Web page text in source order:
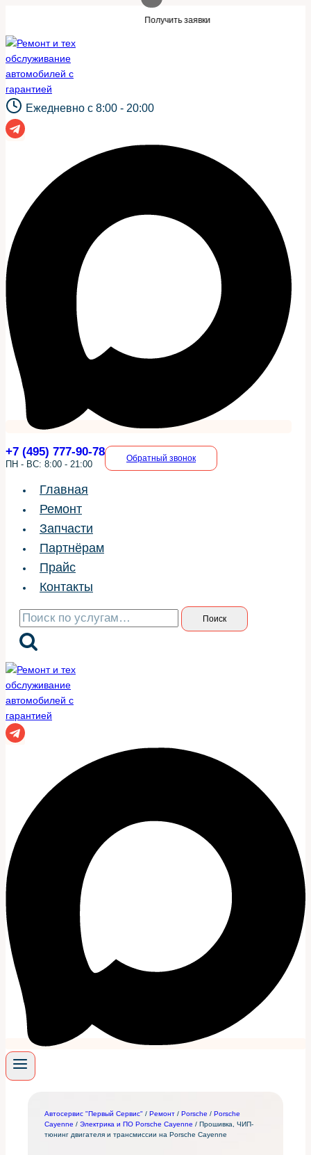
содержимому
Нужны заявки для
Ежедневно с 8:00 - 20:00
+7 (495) 777-90-78
ПН - ВС: 8:00 - 21:00
Обратный звонок
Главная
Ремонт
Запчасти
Партнёрам
Прайс
Контакты
Искать: Поиск
Автосервис "Первый Сервис" / Ремонт / Porsche / Porsche
Cayenne / Электрика и ПО Porsche Cayenne / Прошивка, ЧИП-
тюнинг двигателя и трансмиссии на Porsche Cayenne